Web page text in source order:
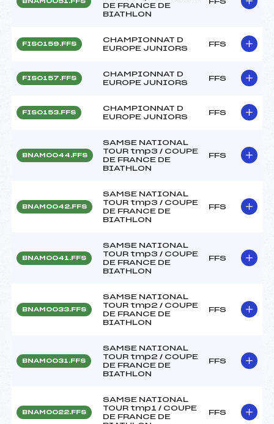
DE FRANCE DE
BIATHLON
FIS0159.FFS
CHAMPIONNAT D
EUROPE JUNIORS
FFS
FIS0157.FFS
CHAMPIONNAT D
EUROPE JUNIORS
FFS
FIS0153.FFS
CHAMPIONNAT D
EUROPE JUNIORS
FFS
BNAM0044.FFS
SAMSE NATIONAL
TOUR tmp3 / COUPE
DE FRANCE DE
BIATHLON
FFS
BNAM0042.FFS
SAMSE NATIONAL
TOUR tmp3 / COUPE
DE FRANCE DE
BIATHLON
FFS
BNAM0041.FFS
SAMSE NATIONAL
TOUR tmp3 / COUPE
DE FRANCE DE
BIATHLON
FFS
BNAM0033.FFS
SAMSE NATIONAL
TOUR tmp2 / COUPE
DE FRANCE DE
BIATHLON
FFS
BNAM0031.FFS
SAMSE NATIONAL
TOUR tmp2 / COUPE
DE FRANCE DE
BIATHLON
FFS
BNAM0022.FFS
SAMSE NATIONAL
TOUR tmp1 / COUPE
DE FRANCE DE
FFS